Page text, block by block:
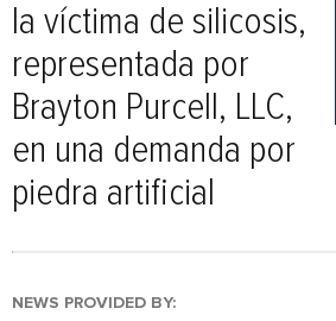
la víctima de silicosis,
representada por
Brayton Purcell, LLC,
en una demanda por
piedra artificial
NEWS PROVIDED BY: